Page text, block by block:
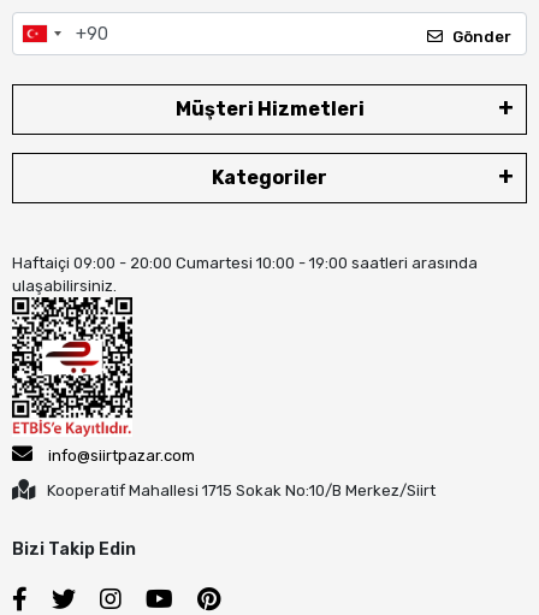
Gönder
Müşteri Hizmetleri
Kategoriler
Haftaiçi 09:00 - 20:00 Cumartesi 10:00 - 19:00 saatleri arasında
ulaşabilirsiniz.
info@siirtpazar.com
Kooperatif Mahallesi 1715 Sokak No:10/B Merkez/Siirt
Bizi Takip Edin